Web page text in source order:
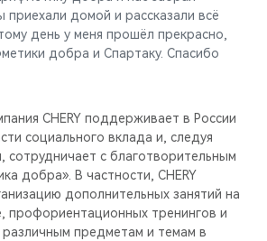
домой и рассказали всё
день у меня прошёл прекрасно,
добра и Спартаку. Спасибо
CHERY поддерживает в России
социального вклада и, следуя
с благотворительным
добра». В частности, CHERY
дополнительных занятий на
профориентационных тренингов и
предметам и темам в